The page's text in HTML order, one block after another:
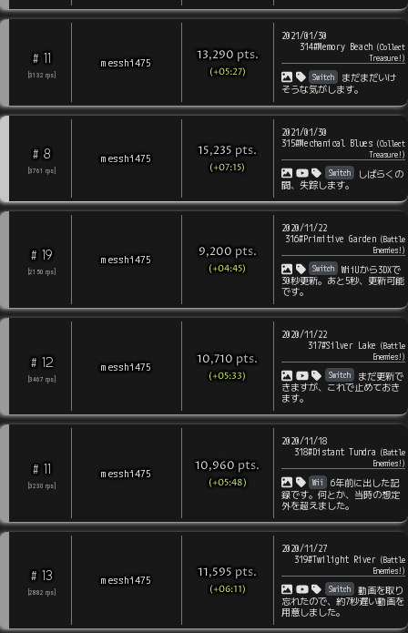
# 11
3132 rps
messhi475 13,290 pts.
(+05:27)
2021/01/30
314#Memory Beach(Collect
Treasure!)
Switch
まだまだいけ
そうな気がします。
# 8
3761 rps
messhi475 15,235 pts.
(+07:15)
2021/01/30
315#Mechanical Blues(Collect
Treasure!)
Switch
しばらくの
間、失踪します。
# 19
2150 rps
messhi475 9,200 pts.
(+04:45)
2020/11/22
316#Primitive Garden(Battle
Enemies!)
Switch
WiiUから3DXで
30秒更新。あと5秒、更新可能
です。
# 12
3467 rps
messhi475 10,710 pts.
(+05:33)
2020/11/22
317#Silver Lake (Battle
Enemies!)
Switch
まだ更新で
きますが、これで止めておき
ます。
# 11
3230 rps
messhi475 10,960 pts.
(+05:48)
2020/11/18
318#Distant Tundra (Battle
Enemies!)
Wii
6年前に出した記
録です。何とか、当時の想定
外を超えました。
# 13
2882 rps
messhi475 11,595 pts.
(+06:11)
2020/11/27
319#Twilight River(Battle
Enemies!)
Switch
動画を取り
忘れたので、約7秒遅い動画を
用意しました。